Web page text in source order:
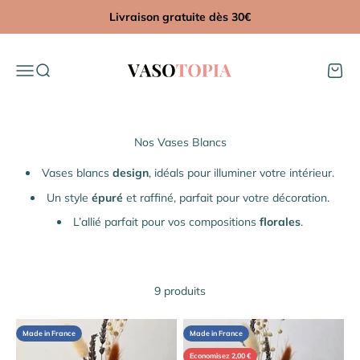
Livraison gratuite dès 30€
MenuRecherche
Panier
Vases blancs design, idéals pour illuminer votre intérieur.
Un style épuré et raffiné, parfait pour votre décoration.
L’allié parfait pour vos compositions florales.
9 produits
Made in France Made in France
Economisez 2,00 €